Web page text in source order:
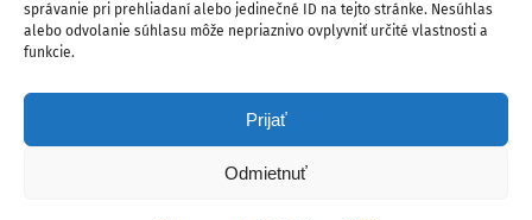
správanie pri prehliadaní alebo jedinečné ID na tejto stránke. Nesúhlas
alebo odvolanie súhlasu môže nepriaznivo ovplyvniť určité vlastnosti a
funkcie.
Prijať
Odmietnuť